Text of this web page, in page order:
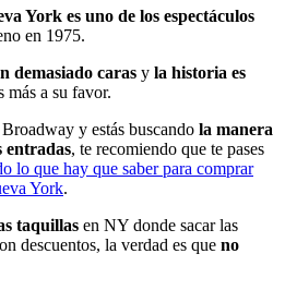
York es uno de los espectáculos
en 1975.
demasiado caras y la historia es
más a su favor.
y estás buscando la manera
entradas, te recomiendo que te pases
lo que hay que saber para comprar
York.
taquillas en NY donde sacar las
descuentos, la verdad es que no